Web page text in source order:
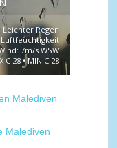
Leichter Regen
Luftfeuchtigkeit
7m/s WSW
C 28 • MIN C 28
Malediven
Malediven